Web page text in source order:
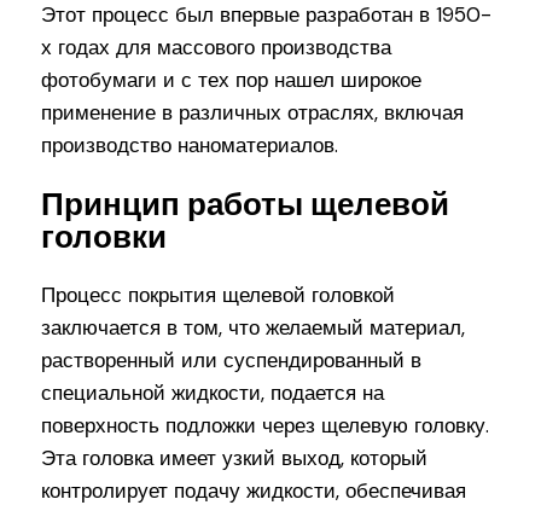
Этот процесс был впервые разработан в 1950-
х годах для массового производства
фотобумаги и с тех пор нашел широкое
применение в различных отраслях, включая
производство наноматериалов.
Принцип работы щелевой
головки
Процесс покрытия щелевой головкой
заключается в том, что желаемый материал,
растворенный или суспендированный в
специальной жидкости, подается на
поверхность подложки через щелевую головку.
Эта головка имеет узкий выход, который
контролирует подачу жидкости, обеспечивая